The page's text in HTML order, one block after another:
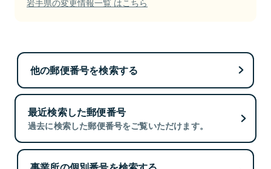
他の郵便番号を検索する
最近検索した郵便番号
過去に検索した郵便番号をご覧いただけます。